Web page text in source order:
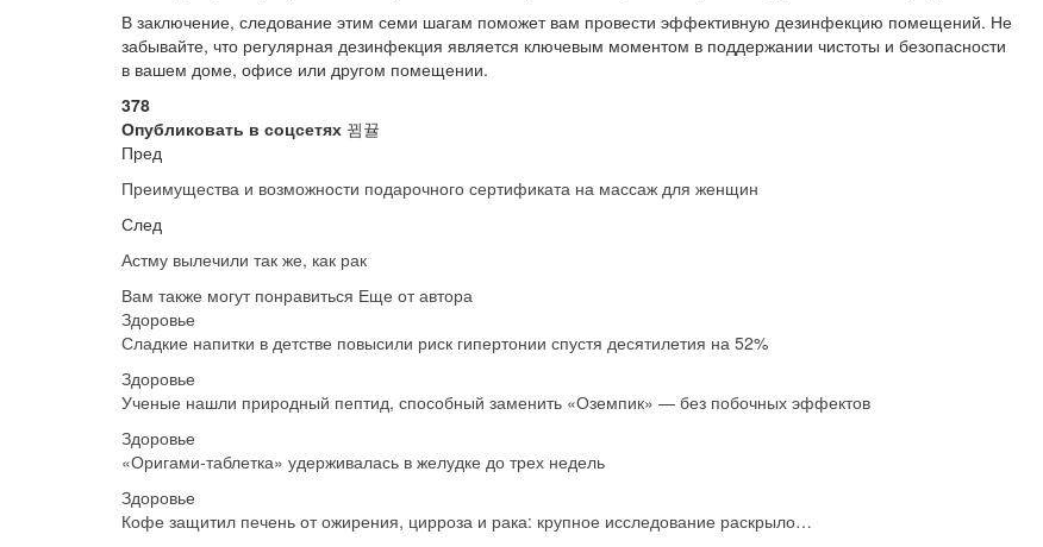
В заключение, следование этим семи шагам поможет вам провести эффективную дезинфекцию помещений. Не
забывайте, что регулярная дезинфекция является ключевым моментом в поддержании чистоты и безопасности
в вашем доме, офисе или другом помещении.
378
Опубликовать в соцсетях
Пред
Преимущества и возможности подарочного сертификата на массаж для женщин
След
Астму вылечили так же, как рак
Вам также могут понравиться Еще от автора
Здоровье
Сладкие напитки в детстве повысили риск гипертонии спустя десятилетия на 52%
Здоровье
Ученые нашли природный пептид, способный заменить «Оземпик» — без побочных эффектов
Здоровье
«Оригами-таблетка» удерживалась в желудке до трех недель
Здоровье
Кофе защитил печень от ожирения, цирроза и рака: крупное исследование раскрыло…